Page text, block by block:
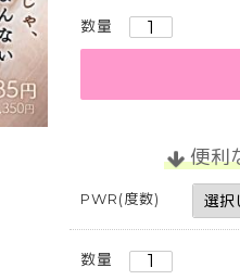
数量
便利
PWR(度数)
数量